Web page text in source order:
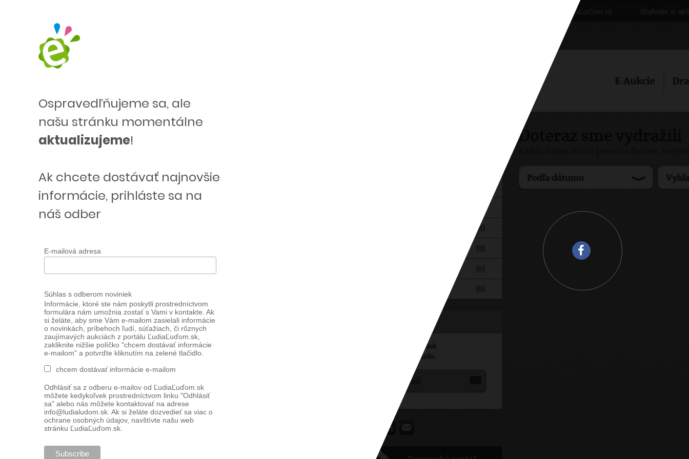
Ospravedľňujeme sa, ale
našu stránku momentálne
aktualizujeme!
Ak chcete dostávať najnovšie
informácie, prihláste sa na
náš odber
E-mailová adresa
Súhlas s odberom noviniek
Informácie, ktoré ste nám poskytli prostredníctvom
formulára nám umožnia zostať s Vami v kontakte. Ak
si želáte, aby sme Vám e-mailom zasielali informácie
o novinkách, príbehoch ľudí, súťažiach, či rôznych
zaujímavých aukciách z portálu ĽudiaĽuďom.sk,
zakliknite nižšie políčko "chcem dostávať informácie
e-mailom" a potvrďte kliknutím na zelené tlačidlo.
chcem dostávať informácie e-mailom
Odhlásiť sa z odberu e-mailov od ĽudiaĽuďom.sk
môžete kedykoľvek prostredníctvom linku "Odhlásiť
sa" alebo nás môžete kontaktovať na adrese
info@ludialudom.sk. Ak si želáte dozvedieť sa viac o
ochrane osobných údajov, navštívte našu web
stránku ĽudiaĽuďom.sk.